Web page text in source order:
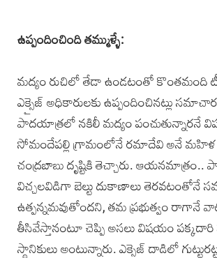
ఉప్పందించింది తమ్ముళ్ళే:
మద్యం రుచిలో తేడా ఉండటంతో కొంతమంది
ఎక్సైజ్ అధికారులకు ఉప్పందించినట్లు
పాదయాత్రలో నకిలీ మద్యం పంచుతున్నారనే
సోమందేపల్లి గ్రామంలోనే రమాదేవి అనే మహిళ
చంద్రబాబు దృష్టికి తెచ్చారు. ఆయనమాత్రం..
విచ్చలవిడిగా బెల్టు దుకాణాలు తెరవటంతోనే
ఉత్పన్నమవుతోందని, తమ ప్రభుత్వం రాగానే
తీసివేస్తానంటూ చెప్పి అసలు విషయం పక్కదారి
స్థానికులు అంటున్నారు. ఎక్సైజ్ దాడిలో